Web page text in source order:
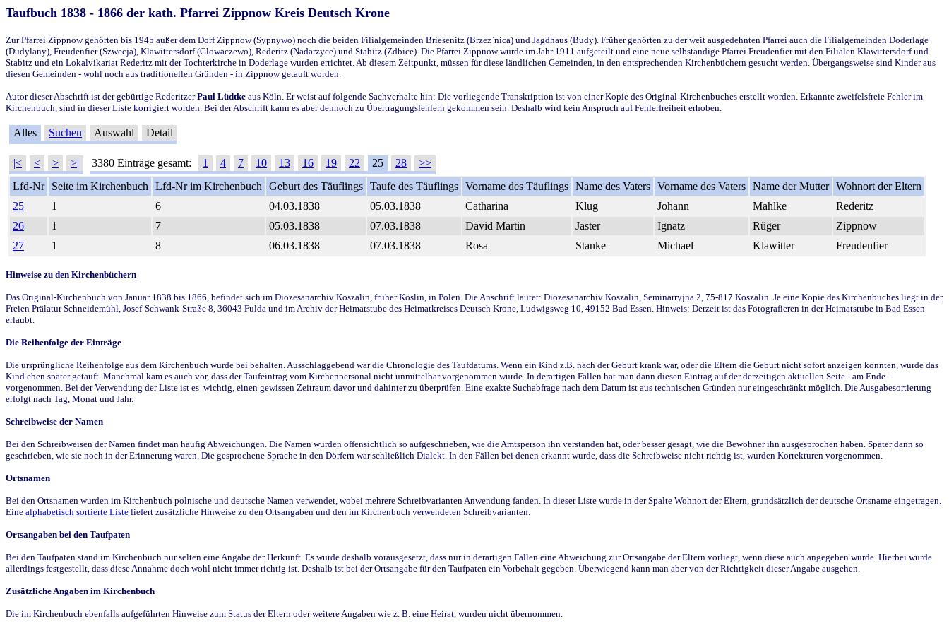
Taufbuch 1838 - 1866 der kath. Pfarrei Zippnow Kreis Deutsch Krone
Zur Pfarrei Zippnow gehörten bis 1945 außer dem Dorf Zippnow (Sypnywo) noch die beiden Filialgemeinden Briesenitz (Brzez`nica) und Jagdhaus (Budy). Früher gehörten zu der weit ausgedehnten Pfarrei auch die Filialgemeinden Doderlage
(Dudylany), Freudenfier (Szwecja), Klawittersdorf (Glowaczewo), Rederitz (Nadarzyce) und Stabitz (Zdbice). Die Pfarrei Zippnow wurde im Jahr 1911 aufgeteilt und eine neue selbständige Pfarrei Freudenfier mit den Filialen Klawittersdorf und
Stabitz und ein Lokalvikariat Rederitz mit der Tochterkirche in Doderlage wurden errichtet. Ab diesem Zeitpunkt, müssen für diese ländlichen Gemeinden, in den entsprechenden Kirchenbüchern gesucht werden. Übergangsweise sind Kinder aus
diesen Gemeinden - wohl noch aus traditionellen Gründen - in Zippnow getauft worden.
Autor dieser Abschrift ist der gebürtige RederitzerPaul Lüdtke aus Köln. Er weist auf folgende Sachverhalte hin: Die vorliegende Transkription ist von einer Kopie des Original-Kirchenbuches erstellt worden. Erkannte zweifelsfreie Fehler im
Kirchenbuch, sind in dieser Liste korrigiert worden. Bei der Abschrift kann es aber dennoch zu Übertragungsfehlern gekommen sein. Deshalb wird kein Anspruch auf Fehlerfreiheit erhoben.
Alles Suchen Auswahl Detail
|< < > >| 3380 Einträge gesamt: 1 4 7 10 13 16 19 22 25 28
>>
Lfd-Nr
Seite im Kirchenbuch Lfd-Nr im Kirchenbuch Geburt des Täuflings Taufe des Täuflings Vorname des Täuflings Name des Vaters Vorname des Vaters Name der Mutter Wohnort der Eltern
25
1 6 04.03.1838 05.03.1838 Catharina Klug Johann Mahlke
Rederitz
26
1 7 05.03.1838 07.03.1838 David Martin Jaster Ignatz Rüger
Zippnow
27
1 8 06.03.1838 07.03.1838 Rosa Stanke Michael Klawitter Freudenfier
Hinweise zu den Kirchenbüchern
Das Original-Kirchenbuch von Januar 1838 bis 1866, befindet sich im Diözesanarchiv Koszalin, früher Köslin, in Polen. Die Anschrift lautet: Diözesanarchiv Koszalin, Seminarryjna 2, 75-817 Koszalin. Je eine Kopie des Kirchenbuches liegt in der
Freien Prälatur Schneidemühl, Josef-Schwank-Straße 8, 36043 Fulda und im Archiv der Heimatstube des Heimatkreises Deutsch Krone, Ludwigsweg 10, 49152 Bad Essen. Hinweis: Derzeit ist das Fotografieren in der Heimatstube in Bad Essen
erlaubt.
Die Reihenfolge der Einträge
Die ursprüngliche Reihenfolge aus dem Kirchenbuch wurde bei behalten. Ausschlaggebend war die Chronologie des Taufdatums. Wenn ein Kind z.B. nach der Geburt krank war, oder die Eltern die Geburt nicht sofort anzeigen konnten, wurde das
Kind eben später getauft. Manchmal kam es auch vor, dass der Taufeintrag vom Kirchenpersonal nicht unmittelbar vorgenommen wurde. In derartigen Fällen hat man dann diesen Eintrag auf der derzeitigen aktuellen Seite - am Ende -
vorgenommen. Bei der Verwendung der Liste ist es wichtig, einen gewissen Zeitraum davor und dahinter zu überprüfen. Eine exakte Suchabfrage nach dem Datum ist aus technischen Gründen nur eingeschränkt möglich. Die Ausgabesortierung
erfolgt nach Tag, Monat und Jahr.
Schreibweise der Namen
Bei den Schreibweisen der Namen findet man häufig Abweichungen. Die Namen wurden offensichtlich so aufgeschrieben, wie die Amtsperson ihn verstanden hat, oder besser gesagt, wie die Bewohner ihn ausgesprochen haben. Später dann so
geschrieben, wie sie noch in der Erinnerung waren. Die gesprochene Sprache in den Dörfern war schließlich Dialekt. In den Fällen bei denen erkannt wurde, dass die Schreibweise nicht richtig ist, wurden Korrekturen vorgenommen.
Ortsnamen
Bei den Ortsnamen wurden im Kirchenbuch polnische und deutsche Namen verwendet, wobei mehrere Schreibvarianten Anwendung fanden. In dieser Liste wurde in der Spalte Wohnort der Eltern, grundsätzlich der deutsche Ortsname eingetragen.
Eine alphabetisch sortierte Liste liefert zusätzliche Hinweise zu den Ortsangaben und den im Kirchenbuch verwendeten Schreibvarianten.
Ortsangaben bei den Taufpaten
Bei den Taufpaten stand im Kirchenbuch nur selten eine Angabe der Herkunft. Es wurde deshalb vorausgesetzt, dass nur in derartigen Fällen eine Abweichung zur Ortsangabe der Eltern vorliegt, wenn diese auch angegeben wurde. Hierbei wurde
allerdings festgestellt, dass diese Annahme doch wohl nicht immer richtig ist. Deshalb ist bei der Ortsangabe für den Taufpaten ein Vorbehalt gegeben. Überwiegend kann man aber von der Richtigkeit dieser Angabe ausgehen.
Zusätzliche Angaben im Kirchenbuch
Die im Kirchenbuch ebenfalls aufgeführten Hinweise zum Status der Eltern oder weitere Angaben wie z. B. eine Heirat, wurden nicht übernommen.